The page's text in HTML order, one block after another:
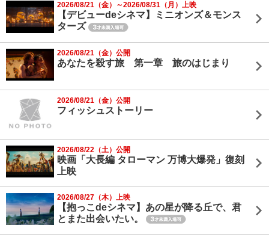
2026/08/21（金）～2026/08/31（月）上映
【デビューdeシネマ】ミニオンズ＆モンス
ターズ
2026/08/21（金）公開
あなたを殺す旅 第一章 旅のはじまり
2026/08/21（金）公開
フィッシュストーリー
2026/08/22（土）公開
映画「大長編 タローマン 万博大爆発」復刻
上映
2026/08/27（木）上映
【抱っこdeシネマ】あの星が降る丘で、君
とまた出会いたい。